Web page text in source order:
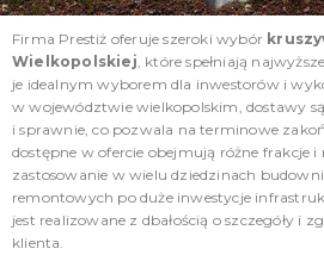
Firma Prestiż oferuje szeroki wybór
Wielkopolskiej, które spełniają
je idealnym wyborem dla inwestorów i
w województwie wielkopolskim, dostawy
i sprawnie, co pozwala na terminowe
dostępne w ofercie obejmują różne frakcje
zastosowanie w wielu dziedzinach
remontowych po duże inwestycje
jest realizowane z dbałością o szczegóły i
klienta.